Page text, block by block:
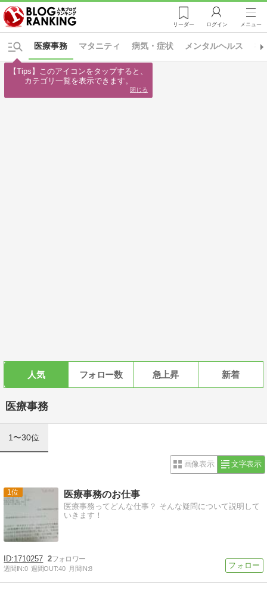
リーダー ログイン メニュー
マタニティ 病気・症状 メンタルヘルス
医療事務
人気 フォロー数 急上昇 新着
医療事務
1〜30位
画像表示 文字表示
1 医療事務のお仕事
医療事務ってどんな仕事？ そんな疑問について説明して
いきます！
1710257 2
週間IN:0 週間OUT:40 月間IN:8
【Tips】このアイコンをタップすると、
カテゴリ一覧を表示できます。
閉じる